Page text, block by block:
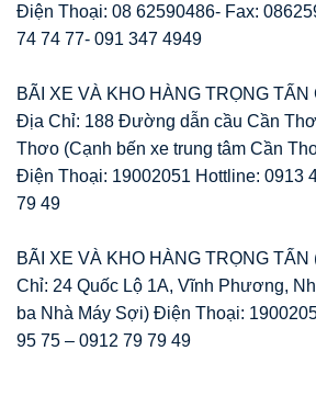
Điện Thoại: 08 62590486- Fax:
74 74 77- 091 347 4949
BÃI XE VÀ KHO HÀNG TRỌNG
Địa Chỉ: 188 Đường dẫn cầu Cần
Thơo (Cạnh bến xe trung tâm Cần
Điện Thoại: 19002051 Hottline: 0913
79 49
BÃI XE VÀ KHO HÀNG TRỌNG
Chỉ: 24 Quốc Lộ 1A, Vĩnh Phương,
ba Nhà Máy Sợi) Điện Thoại:
95 75 – 0912 79 79 49